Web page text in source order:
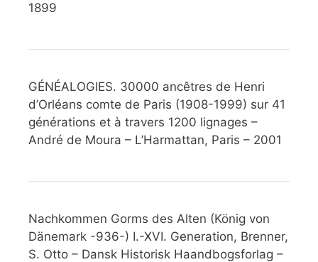
1899
GÉNÉALOGIES. 30000 ancêtres de Henri
d’Orléans comte de Paris (1908-1999) sur 41
générations et à travers 1200 lignages –
André de Moura – L’Harmattan, Paris – 2001
Nachkommen Gorms des Alten (König von
Dänemark -936-) I.-XVI. Generation, Brenner,
S. Otto – Dansk Historisk Haandbogsforlag –